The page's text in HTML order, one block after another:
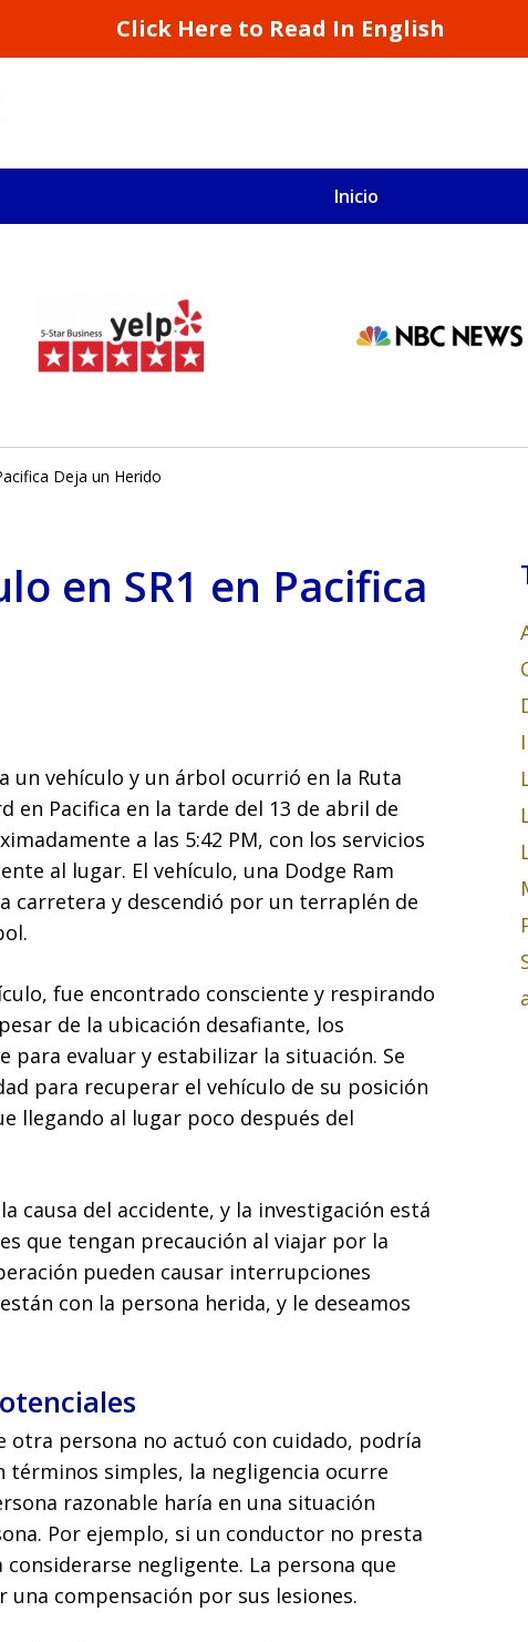
Click Here to Read In English
Inicio
San Francisco y California
Deja un Herido
en SR1 en Pacifica
un vehículo y un árbol ocurrió en la Ruta
en Pacifica en la tarde del 13 de abril de
a las 5:42 PM, con los servicios
al lugar. El vehículo, una Dodge Ram
carretera y descendió por un terraplén de
fue encontrado consciente y respirando
de la ubicación desafiante, los
evaluar y estabilizar la situación. Se
para recuperar el vehículo de su posición
llegando al lugar poco después del
causa del accidente, y la investigación está
que tengan precaución al viajar por la
pueden causar interrupciones
con la persona herida, y le deseamos
otra persona no actuó con cuidado, podría
términos simples, la negligencia ocurre
razonable haría en una situación
Por ejemplo, si un conductor no presta
negligente. La persona que
compensación por sus lesiones.